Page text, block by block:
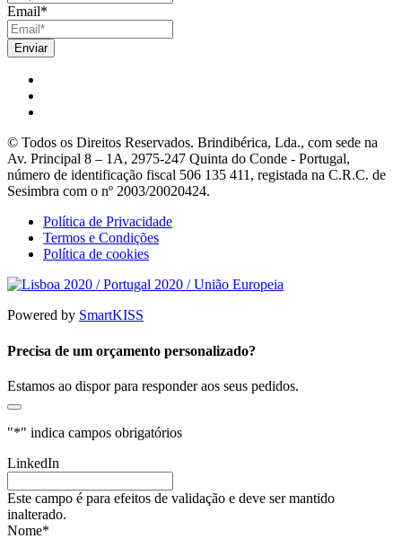
Email*
© Todos os Direitos Reservados. Brindibérica, Lda., com sede na
Av. Principal 8 – 1A, 2975-247 Quinta do Conde - Portugal,
número de identificação fiscal 506 135 411, registada na C.R.C. de
Sesimbra com o nº 2003/20020424.
Política de Privacidade
Termos e Condições
Política de cookies
Powered by SmartKISS
Precisa de um orçamento personalizado?
Estamos ao dispor para responder aos seus pedidos.
"*" indica campos obrigatórios
LinkedIn
Este campo é para efeitos de validação e deve ser mantido
inalterado.
Nome*